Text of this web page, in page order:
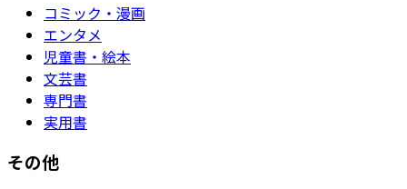
コミック・漫画
エンタメ
児童書・絵本
文芸書
専門書
実用書
その他